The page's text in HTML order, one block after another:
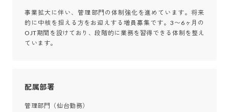
事業拡大に伴い、管理部門の体制強化を進めています。将来
的に中核を担える方をお迎えする増員募集です。3〜6ヶ月の
OJT期間を設けており、段階的に業務を習得できる体制を整え
ています。
配属部署
管理部門（仙台勤務）